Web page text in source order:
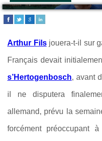
Arthur Fils jouera-t-il sur
Français devait
s’Hertogenbosch, avant
il ne disputera
allemand, prévu la
forcément préoccupant